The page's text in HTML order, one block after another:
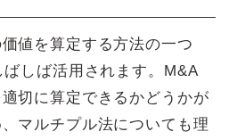
値を算定する方法の一つ
しば活用されます。M&A
切に算定できるかどうかが
マルチプル法についても理